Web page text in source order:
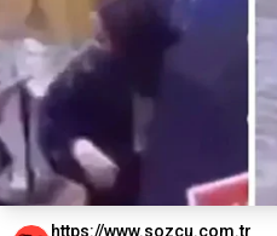
https://www.sozcu.com.tr